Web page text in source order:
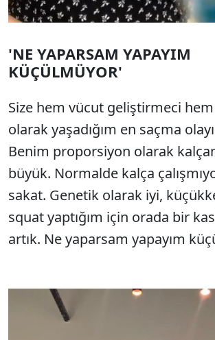
'NE YAPARSAM YAPAYIM
KÜÇÜLMÜYOR'
Size hem vücut geliştirmeci
olarak yaşadığım en saçma
Benim proporsiyon olarak
büyük. Normalde kalça
sakat. Genetik olarak iyi,
squat yaptığım için orada bir
artık. Ne yaparsam yapayım